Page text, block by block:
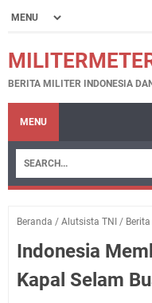
BERITA MILITER INDONESIA
MENU
Beranda / Alutsista TNI / Berita
Indonesia
Kapal Selam